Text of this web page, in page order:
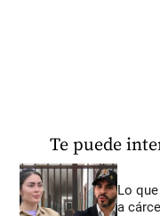
Te puede
Lo
a